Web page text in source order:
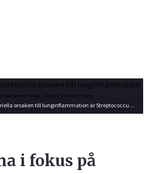
Den vanligaste bakteriella orsaken till lunginflammation är Streptococcus pneumoniae, även känd som pneumokocker. Foto: Shutterstock
i fokus på